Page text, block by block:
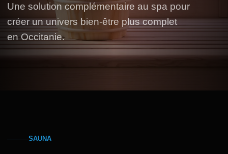
Une solution complémentaire au spa pour
créer un univers bien-être plus complet
en Occitanie.
SAUNA